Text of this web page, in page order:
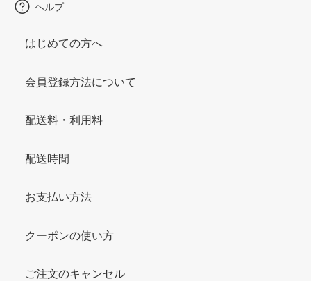
ヘルプ
はじめての方へ
会員登録方法について
配送料・利用料
配送時間
お支払い方法
クーポンの使い方
ご注文のキャンセル